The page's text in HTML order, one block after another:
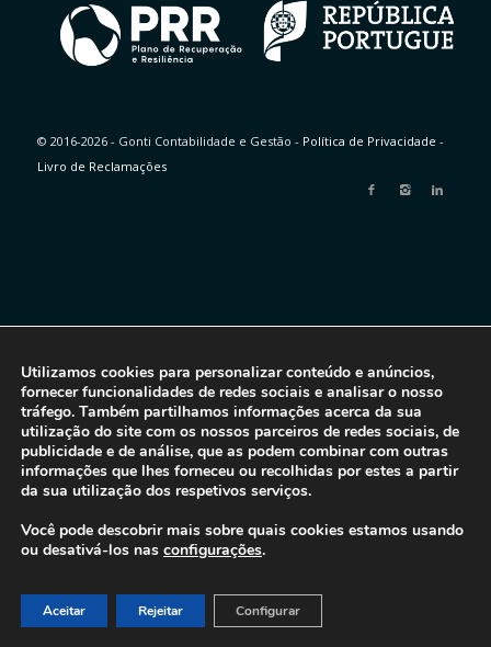
© 2016-2026 - Gonti Contabilidade e Gestão - Política de Privacidade -
Livro de Reclamações
Utilizamos cookies para personalizar conteúdo e anúncios,
fornecer funcionalidades de redes sociais e analisar o nosso
tráfego. Também partilhamos informações acerca da sua
utilização do site com os nossos parceiros de redes sociais, de
publicidade e de análise, que as podem combinar com outras
informações que lhes forneceu ou recolhidas por estes a partir
da sua utilização dos respetivos serviços.
Você pode descobrir mais sobre quais cookies estamos usando
ou desativá-los nas configurações.
Aceitar Rejeitar Configurar